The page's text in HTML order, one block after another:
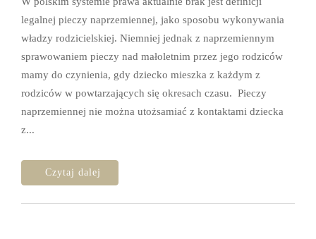
legalnej pieczy naprzemiennej, jako sposobu wykonywania
władzy rodzicielskiej. Niemniej jednak z naprzemiennym
sprawowaniem pieczy nad małoletnim przez jego rodziców
mamy do czynienia, gdy dziecko mieszka z każdym z
rodziców w powtarzających się okresach czasu. Pieczy
naprzemiennej nie można utożsamiać z kontaktami dziecka
z...